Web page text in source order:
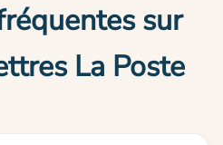
sur
La Poste